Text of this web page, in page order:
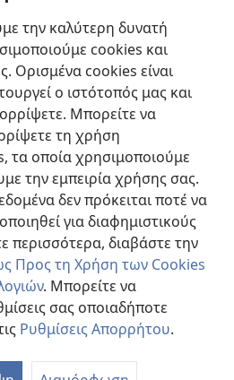
την καλύτερη δυνατή
cookies και
Ορισμένα cookies είναι
ο ιστότοπός μας και
Μπορείτε να
τη χρήση
τα οποία χρησιμοποιούμε
την εμπειρία χρήσης σας.
δεν πρόκειται ποτέ να
για διαφημιστικούς
περισσότερα, διαβάστε την
Προς τη Χρήση των Cookies
. Μπορείτε να
σας οποιαδήποτε
Ρυθμίσεις Απορρήτου.
της Σκοπιάς™
Bible and Tract Society of Pennsylvania.
|ΡΥΘΜΙΣΕΙΣ ΑΠΟΡΡΗΤΟΥ